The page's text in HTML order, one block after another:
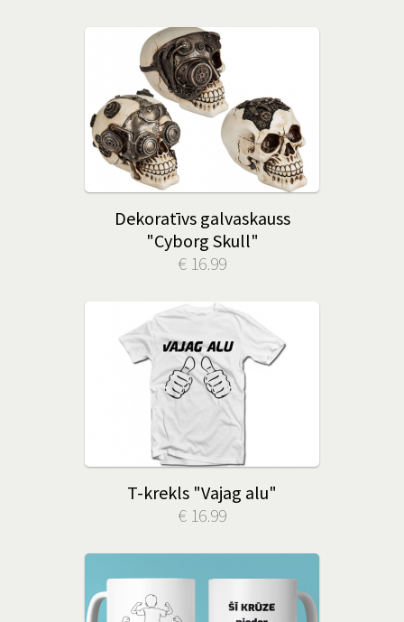
Dekoratīvs galvaskauss
"Cyborg Skull"
€ 16.99
T-krekls "Vajag alu"
€ 16.99